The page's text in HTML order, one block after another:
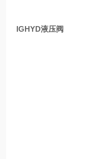
IGHYD液压阀